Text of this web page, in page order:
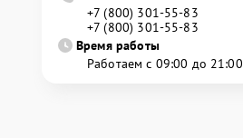
+7 (800) 301-55-83
+7 (800) 301-55-83
Время работы
Работаем с 09:00 до 21:00